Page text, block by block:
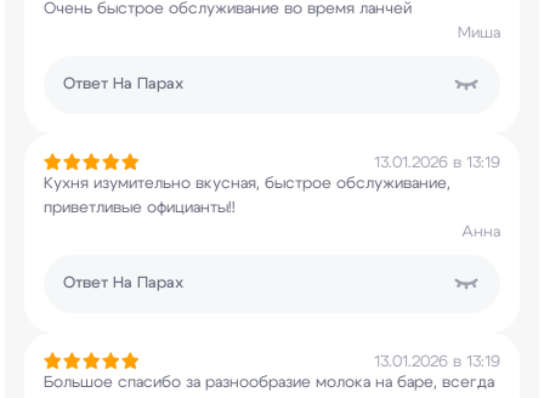
Очень быстрое обслуживание во время ланчей
Миша
Ответ На Парах
13.01.2026 в 13:19
Кухня изумительно вкусная, быстрое обслуживание,
приветливые официанты!!
Анна
Ответ На Парах
13.01.2026 в 13:19
Большое спасибо за разнообразие молока на баре, всегда